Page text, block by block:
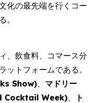
化の最先端を行くコー
。
、飲食料、コマース分
ットフォームである。
Show)、 マドリー
Cocktail Week)、
ト